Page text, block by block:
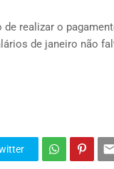
de realizar o
de janeiro não